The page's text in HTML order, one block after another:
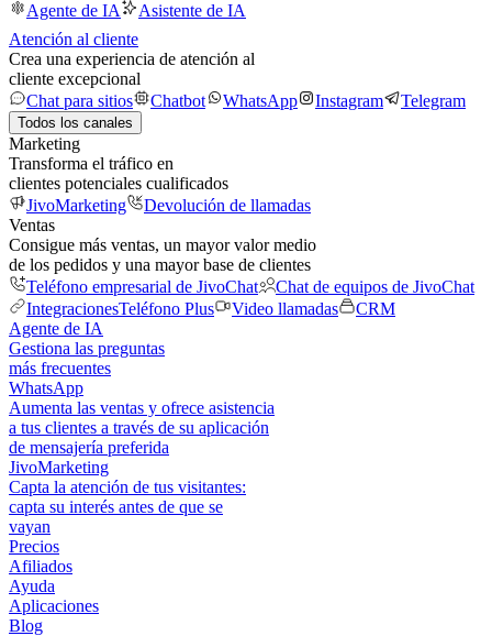
Agente de IA
Asistente de IA
Atención al cliente
Crea una experiencia de atención al
cliente excepcional
Chat para sitios
Chatbot WhatsApp Instagram Telegram
Todos los canales
Marketing
Transforma el tráfico en
clientes potenciales cualificados
JivoMarketing
Devolución de llamadas
Ventas
Consigue más ventas, un mayor valor medio
de los pedidos y una mayor base de clientes
Teléfono empresarial de JivoChat
Chat de equipos de JivoChat
IntegracionesTeléfono Plus Video llamadas
CRM
Agente de IA
Gestiona las preguntas
más frecuentes
WhatsApp
Aumenta las ventas y ofrece asistencia
a tus clientes a través de su aplicación
de mensajería preferida
JivoMarketing
Capta la atención de tus visitantes:
capta su interés antes de que se
vayan
Precios
Afiliados
Ayuda
Aplicaciones
Blog